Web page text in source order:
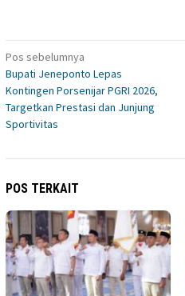
Navigasi
pos
Pos sebelumnya
Bupati Jeneponto Lepas
Kontingen Porsenijar PGRI 2026,
Targetkan Prestasi dan Junjung
Sportivitas
POS TERKAIT